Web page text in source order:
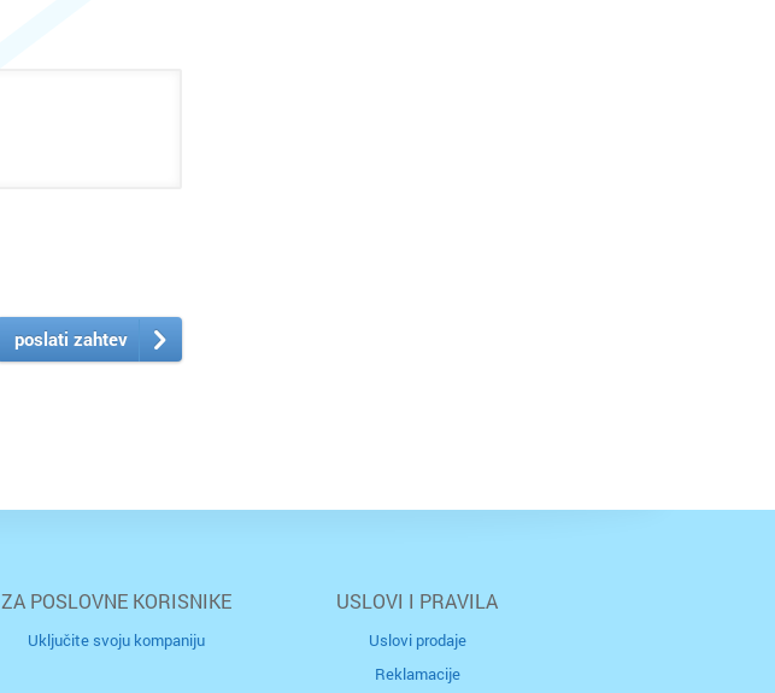
poslati zahtev
ZA POSLOVNE KORISNIKE
Uključite svoju kompaniju
USLOVI I PRAVILA
Uslovi prodaje
Reklamacije